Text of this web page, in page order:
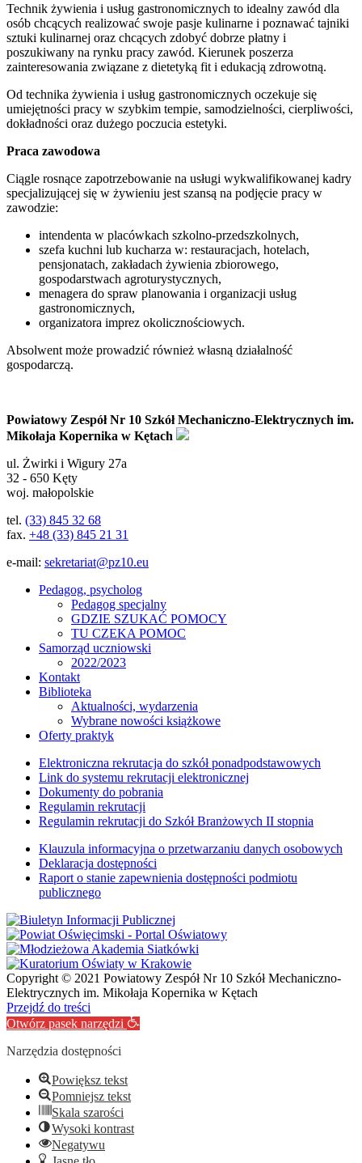
Technik żywienia i usług gastronomicznych to idealny zawód dla
osób chcących realizować swoje pasje kulinarne i poznawać tajniki
sztuki kulinarnej oraz chcących zdobyć dobrze płatny i
poszukiwany na rynku pracy zawód. Kierunek poszerza
zainteresowania związane z dietetyką fit i edukacją zdrowotną.
Od technika żywienia i usług gastronomicznych oczekuje się
umiejętności pracy w szybkim tempie, samodzielności, cierpliwości,
dokładności oraz dużego poczucia estetyki.
Praca zawodowa
Ciągle rosnące zapotrzebowanie na usługi wykwalifikowanej kadry
specjalizującej się w żywieniu jest szansą na podjęcie pracy w
zawodzie:
intendenta w placówkach szkolno-przedszkolnych,
szefa kuchni lub kucharza w: restauracjach, hotelach,
pensjonatach, zakładach żywienia zbiorowego,
gospodarstwach agroturystycznych,
menagera do spraw planowania i organizacji usług
gastronomicznych,
organizatora imprez okolicznościowych.
Absolwent może prowadzić również własną działalność
gospodarczą.
Powiatowy Zespół Nr 10 Szkół Mechaniczno-Elektrycznych im.
Mikołaja Kopernika w Kętach
ul. Żwirki i Wigury 27a
32 - 650 Kęty
woj. małopolskie
tel. (33) 845 32 68
fax. +48 (33) 845 21 31
e-mail: sekretariat@pz10.eu
Pedagog, psycholog
Pedagog specjalny
GDZIE SZUKAĆ POMOCY
TU CZEKA POMOC
Samorząd uczniowski
2022/2023
Kontakt
Biblioteka
Aktualności, wydarzenia
Wybrane nowości książkowe
Oferty praktyk
Elektroniczna rekrutacja do szkół ponadpodstawowych
Link do systemu rekrutacji elektronicznej
Dokumenty do pobrania
Regulamin rekrutacji
Regulamin rekrutacji do Szkół Branżowych II stopnia
Klauzula informacyjna o przetwarzaniu danych osobowych
Deklaracja dostępności
Raport o stanie zapewnienia dostępności podmiotu
publicznego
Copyright © 2021 Powiatowy Zespół Nr 10 Szkół Mechaniczno-
Elektrycznych im. Mikołaja Kopernika w Kętach
Przejdź do treści
Otwórz pasek narzędzi
Narzędzia dostępności
Powiększ tekst
Pomniejsz tekst
Skala szarości
Wysoki kontrast
Negatywu